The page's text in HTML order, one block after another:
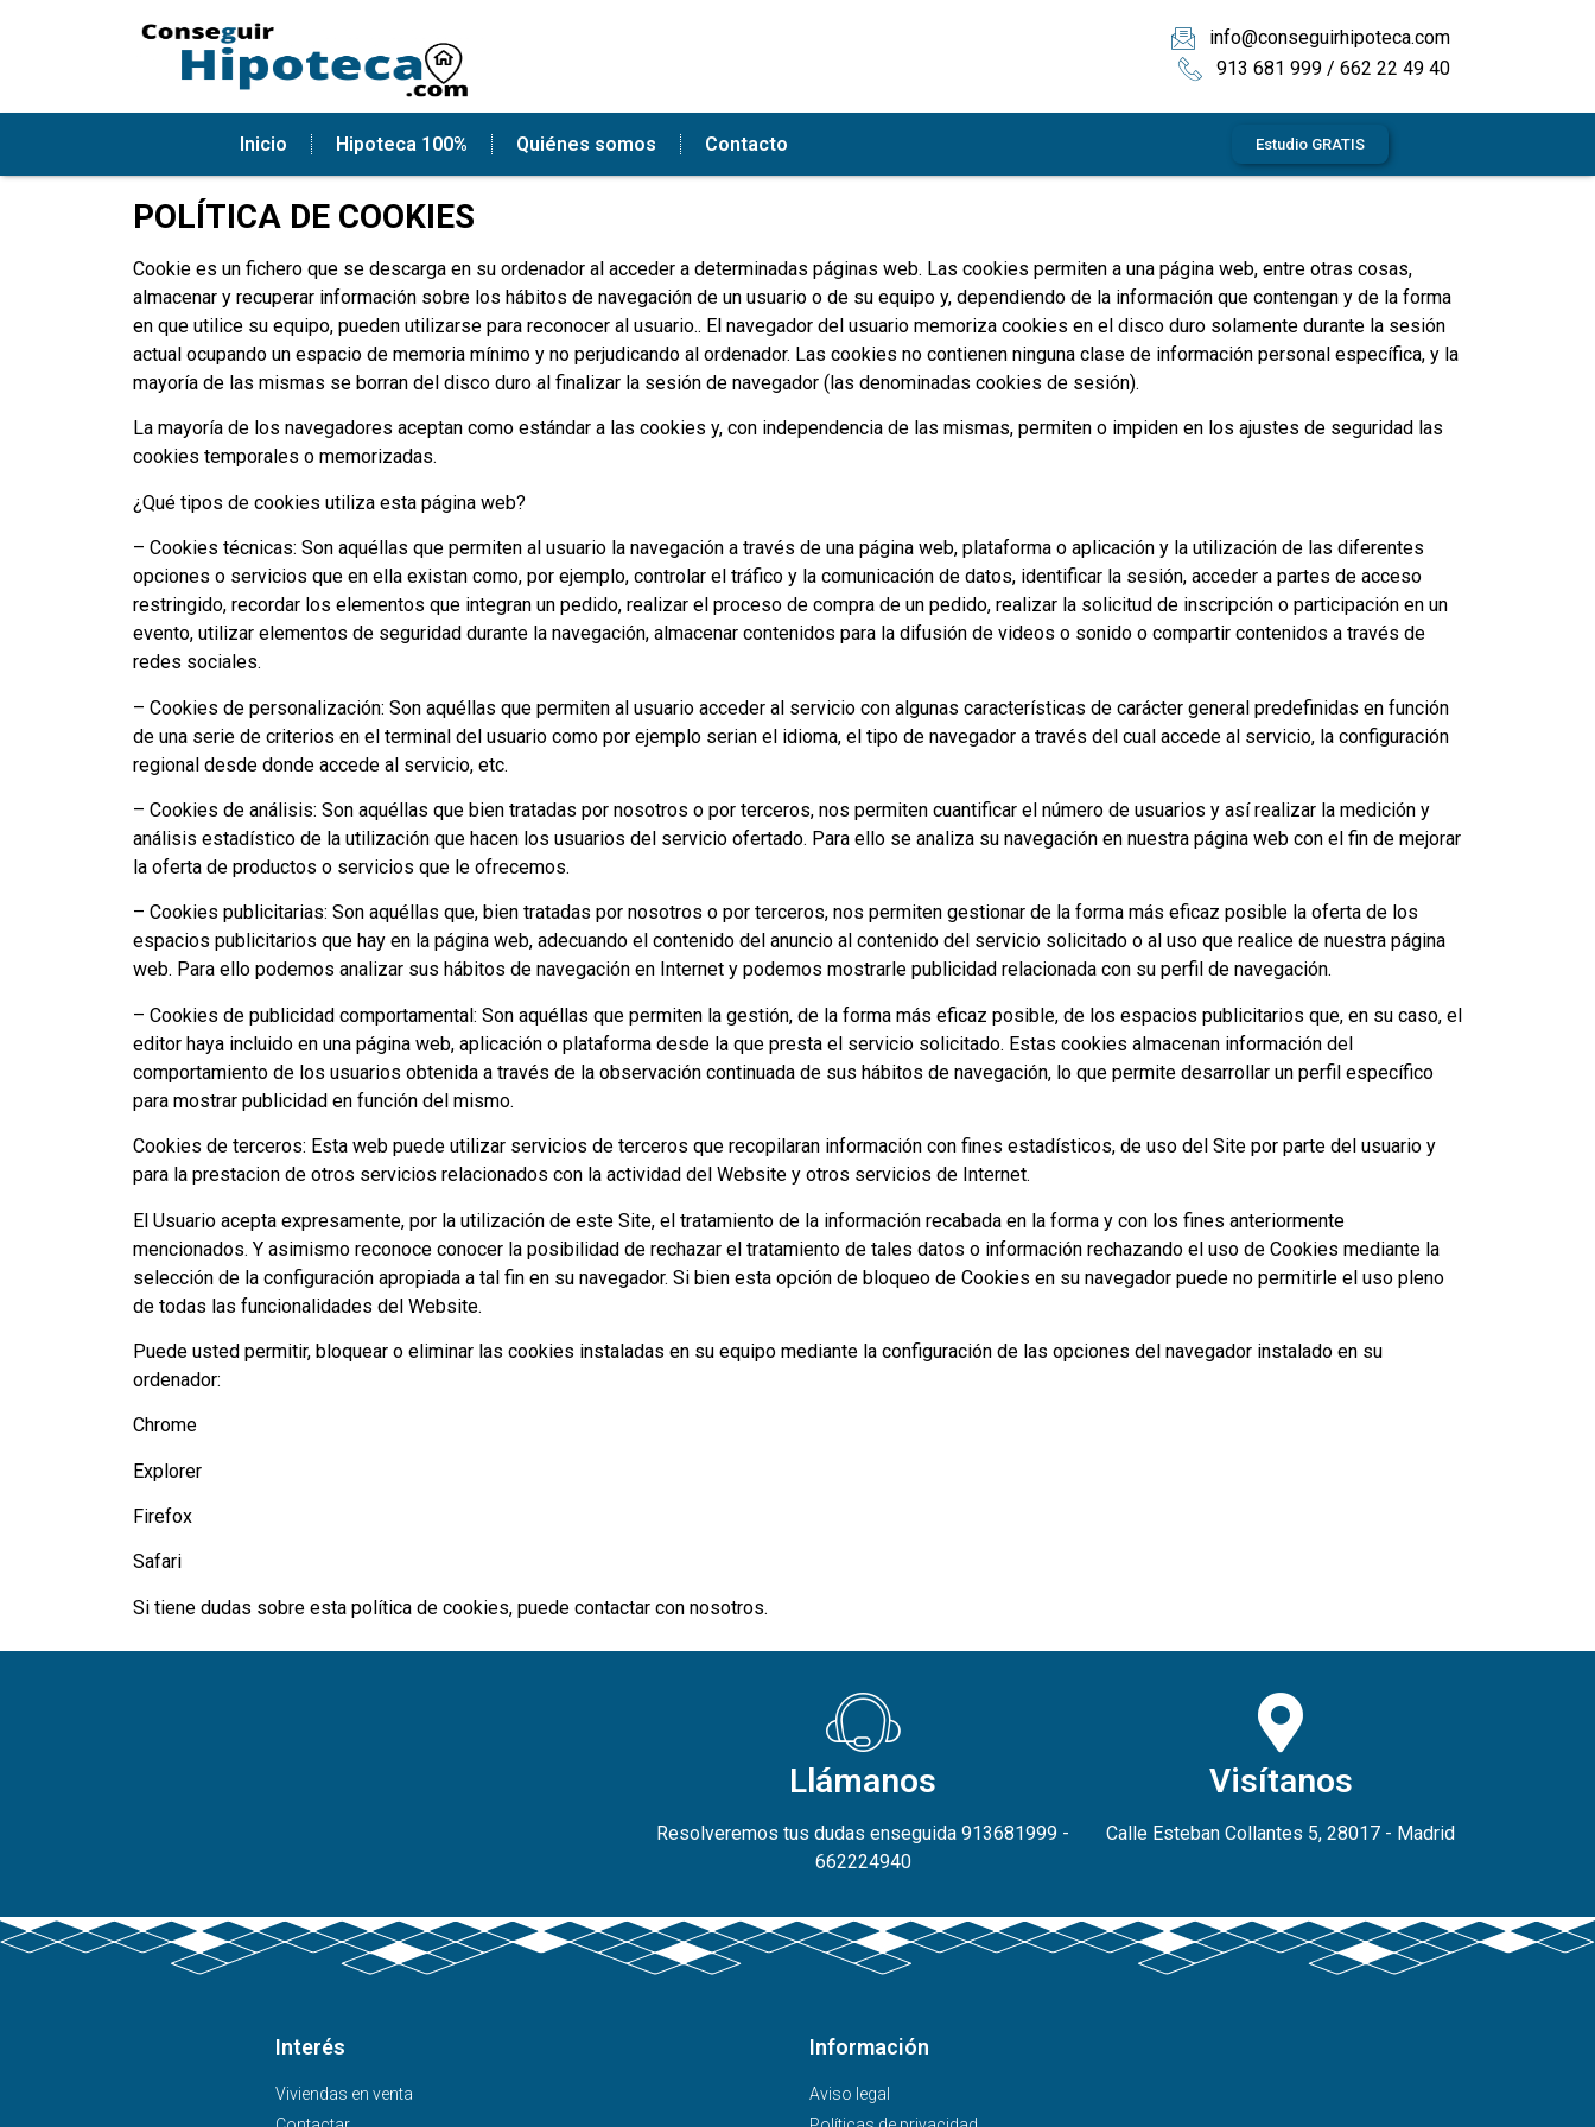
info@conseguirhipoteca.com
913 681 999 / 662 22 49 40
Inicio Hipoteca 100% Quiénes somos Contacto Estudio GRATIS
POLÍTICA DE COOKIES
Cookie es un fichero que se descarga en su ordenador al acceder a determinadas páginas web. Las cookies permiten a una página web, entre otras cosas,
almacenar y recuperar información sobre los hábitos de navegación de un usuario o de su equipo y, dependiendo de la información que contengan y de la forma
en que utilice su equipo, pueden utilizarse para reconocer al usuario.. El navegador del usuario memoriza cookies en el disco duro solamente durante la sesión
actual ocupando un espacio de memoria mínimo y no perjudicando al ordenador. Las cookies no contienen ninguna clase de información personal específica, y la
mayoría de las mismas se borran del disco duro al finalizar la sesión de navegador (las denominadas cookies de sesión).
La mayoría de los navegadores aceptan como estándar a las cookies y, con independencia de las mismas, permiten o impiden en los ajustes de seguridad las
cookies temporales o memorizadas.
¿Qué tipos de cookies utiliza esta página web?
– Cookies técnicas: Son aquéllas que permiten al usuario la navegación a través de una página web, plataforma o aplicación y la utilización de las diferentes
opciones o servicios que en ella existan como, por ejemplo, controlar el tráfico y la comunicación de datos, identificar la sesión, acceder a partes de acceso
restringido, recordar los elementos que integran un pedido, realizar el proceso de compra de un pedido, realizar la solicitud de inscripción o participación en un
evento, utilizar elementos de seguridad durante la navegación, almacenar contenidos para la difusión de videos o sonido o compartir contenidos a través de
redes sociales.
– Cookies de personalización: Son aquéllas que permiten al usuario acceder al servicio con algunas características de carácter general predefinidas en función
de una serie de criterios en el terminal del usuario como por ejemplo serian el idioma, el tipo de navegador a través del cual accede al servicio, la configuración
regional desde donde accede al servicio, etc.
– Cookies de análisis: Son aquéllas que bien tratadas por nosotros o por terceros, nos permiten cuantificar el número de usuarios y así realizar la medición y
análisis estadístico de la utilización que hacen los usuarios del servicio ofertado. Para ello se analiza su navegación en nuestra página web con el fin de mejorar
la oferta de productos o servicios que le ofrecemos.
– Cookies publicitarias: Son aquéllas que, bien tratadas por nosotros o por terceros, nos permiten gestionar de la forma más eficaz posible la oferta de los
espacios publicitarios que hay en la página web, adecuando el contenido del anuncio al contenido del servicio solicitado o al uso que realice de nuestra página
web. Para ello podemos analizar sus hábitos de navegación en Internet y podemos mostrarle publicidad relacionada con su perfil de navegación.
– Cookies de publicidad comportamental: Son aquéllas que permiten la gestión, de la forma más eficaz posible, de los espacios publicitarios que, en su caso, el
editor haya incluido en una página web, aplicación o plataforma desde la que presta el servicio solicitado. Estas cookies almacenan información del
comportamiento de los usuarios obtenida a través de la observación continuada de sus hábitos de navegación, lo que permite desarrollar un perfil específico
para mostrar publicidad en función del mismo.
Cookies de terceros: Esta web puede utilizar servicios de terceros que recopilaran información con fines estadísticos, de uso del Site por parte del usuario y
para la prestacion de otros servicios relacionados con la actividad del Website y otros servicios de Internet.
El Usuario acepta expresamente, por la utilización de este Site, el tratamiento de la información recabada en la forma y con los fines anteriormente
mencionados. Y asimismo reconoce conocer la posibilidad de rechazar el tratamiento de tales datos o información rechazando el uso de Cookies mediante la
selección de la configuración apropiada a tal fin en su navegador. Si bien esta opción de bloqueo de Cookies en su navegador puede no permitirle el uso pleno
de todas las funcionalidades del Website.
Puede usted permitir, bloquear o eliminar las cookies instaladas en su equipo mediante la configuración de las opciones del navegador instalado en su
ordenador:
Chrome
Explorer
Firefox
Safari
Si tiene dudas sobre esta política de cookies, puede contactar con nosotros.
Llámanos
Resolveremos tus dudas enseguida 913681999 -
662224940
Visítanos
Calle Esteban Collantes 5, 28017 - Madrid
Interés
Viviendas en venta
Información
Aviso legal